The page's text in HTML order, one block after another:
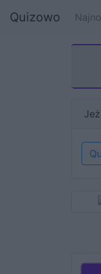
Quizowo